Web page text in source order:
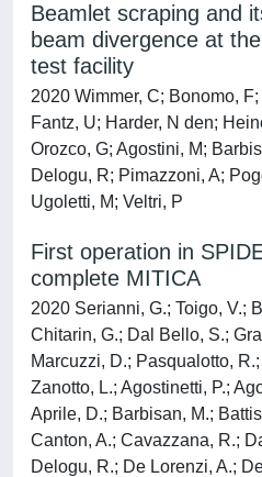
Beamlet scraping and
beam divergence at
test facility
2020 Wimmer, C; Bonomo,
Fantz, U; Harder, N den;
Orozco, G; Agostini, M;
Delogu, R; Pimazzoni, A;
Ugoletti, M; Veltri, P
First operation in
complete MITICA
2020 Serianni, G.; Toigo, V.;
Chitarin, G.; Dal Bello, S.;
Marcuzzi, D.; Pasqualotto,
Zanotto, L.; Agostinetti, P.;
Aprile, D.; Barbisan, M.;
Canton, A.; Cavazzana, R.;
Delogu, R.; De Lorenzi, A.;